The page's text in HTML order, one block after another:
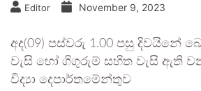
Editor November 9, 2023
අද(09) පස්වරු 1.00 පසු දිවයිනේ
වැසි හෝ ගිගුරුම් සහිත වැසි ඇති
විද්‍යා දෙපාර්තමේන්තුව